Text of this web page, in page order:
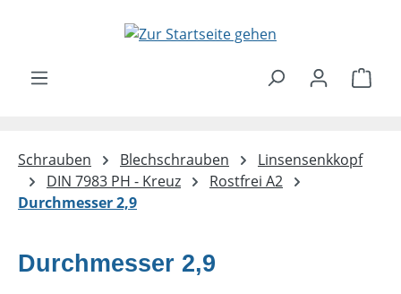
Zum Hauptinhalt springen
Schrauben Blechschrauben
Linsensenkkopf
DIN 7983 PH - Kreuz
Rostfrei A2
Durchmesser 2,9
Durchmesser 2,9